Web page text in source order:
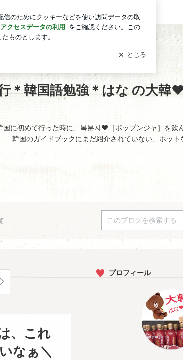
| 韓国旅行＊韓国語勉強＊はな の大韓♥️【大好き
ログイン
＊韓国語勉強＊はな の大韓
国に初めて行った時に、복분자❤︎［ポップンジャ］を飲
韓国のガイドブックにまだ紹介されていない、ホッ
、これ
なぁ＼
プロフィール